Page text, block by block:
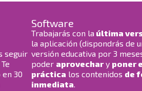
seguir
30
Software
Trabajarás con la última
la aplicación (dispondrás de
versión educativa por 3
poder aprovechary poner
práctica los contenidos de
inmediata.